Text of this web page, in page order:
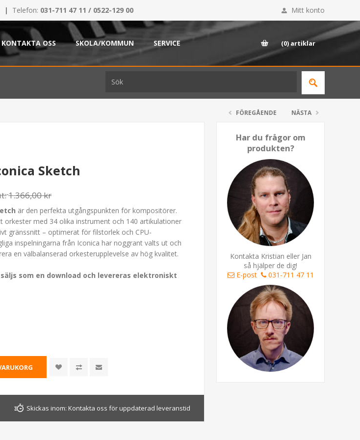
| Telefon: 031-711 47 11 / 0522-129 00 Mitt konto
KONTAKTA OSS SKOLA/KOMMUN SERVICE (0) artiklar
FÖREGÅENDE NÄSTA
Har du frågor om
produkten?
Kontakta Kristian eller Jan
så hjälper de dig!
E-post
031-711 47 11
Sketch
1.366,00 kr
är den perfekta utgångspunkten för kompositörer.
orkester med 34 olika instrument och 140 artikulationer
gränssnitt – optimerat för filstorlek och CPU-
inspelningarna från Iconica har noggrant valts ut och
en välbalanserad orkesterupplevelse av hög kvalitet.
som en download och levereras elektroniskt
Skickas inom: Kontakta oss för uppdaterad leveranstid